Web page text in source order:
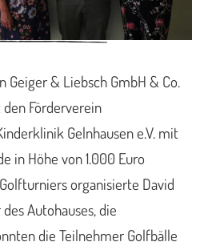
Geiger & Liebsch GmbH & Co.
Förderverein
Gelnhausen e.V. mit
in Höhe von 1.000 Euro
organisierte David
Autohauses, die
die Teilnehmer Golfbälle